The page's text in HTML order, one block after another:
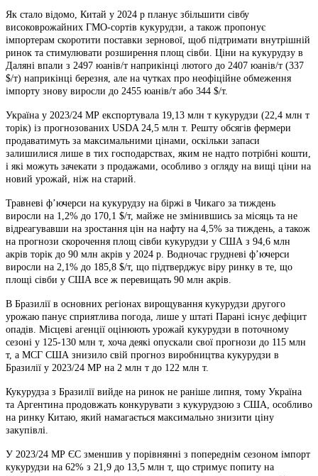
Як стало відомо, Китай у 2024 р планує збільшити сівбу
високоврожайних ГМО-сортів кукурудзи, а також пропонує
імпортерам скоротити поставки зернової, щоб підтримати внутрішній
ринок та стимулювати розширення площ сівби. Ціни на кукурудзу в
Даляні впали з 2497 юанів/т наприкінці лютого до 2407 юанів/т (337
$/т) наприкінці березня, але на чутках про неофіційне обмеження
імпорту знову виросли до 2455 юанів/т або 344 $/т.
Україна у 2023/24 МР експортувала 19,13 млн т кукурудзи (22,4 млн т
торік) із прогнозованих USDA 24,5 млн т. Решту обсягів фермери
продаватимуть за максимальними цінами, оскільки запаси
залишилися лише в тих господарствах, яким не надто потрібні кошти,
і які можуть зачекати з продажами, особливо з огляду на вищі ціни на
новий урожай, ніж на старий.
Травневі ф’ючерси на кукурудзу на біржі в Чикаго за тиждень
виросли на 1,2% до 170,1 $/т, майже не змінившись за місяць та не
відреагувавши на зростання цін на нафту на 4,5% за тиждень, а також
на прогнози скорочення площ сівби кукурудзи у США з 94,6 млн
акрів торік до 90 млн акрів у 2024 р. Водночас грудневі ф’ючерси
виросли на 2,1% до 185,8 $/т, що підтверджує віру ринку в те, що
площі сівби у США все ж перевищать 90 млн акрів.
В Бразилії в основних регіонах вирощування кукурудзи другого
урожаю панує сприятлива погода, лише у штаті Парані існує дефіцит
опадів. Місцеві агенції оцінюють урожай кукурудзи в поточному
сезоні у 125-130 млн т, хоча деякі опускали свої прогнози до 115 млн
т, а МСГ США знизило свій прогноз виробництва кукурудзи в
Бразилії у 2023/24 МР на 2 млн т до 122 млн т.
Кукурудза з Бразилії вийде на ринок не раніше липня, тому Україна
та Аргентина продовжать конкурувати з кукурудзою з США, особливо
на ринку Китаю, який намагається максимально знизити ціну
закупівлі.
У 2023/24 МР ЄС зменшив у порівнянні з попереднім сезоном імпорт
кукурудзи на 62% з 21,9 до 13,5 млн т, що стримує попиту на